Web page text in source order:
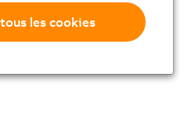
les cookies